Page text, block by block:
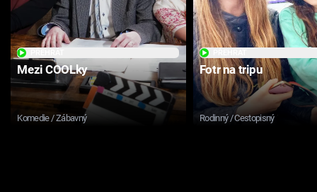
Mezi COOLky
Komedie / Zábavný
Fotr na tripu
Rodinný / Cestopisný